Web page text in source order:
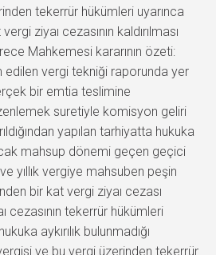
tekerrür hükümleri uyarınca
ziyaı cezasının kaldırılması
Mahkemesi kararının özeti:
edilen vergi tekniği raporunda yer
bir emtia teslimine
suretiyle komisyon geliri
yapılan tarhiyatta hukuka
mahsup dönemi geçen geçici
yıllık vergiye mahsuben peşin
bir kat vergi ziyaı cezası
cezasının tekerrür hükümleri
aykırılık bulunmadığı
ve bu vergi üzerinden tekerrür